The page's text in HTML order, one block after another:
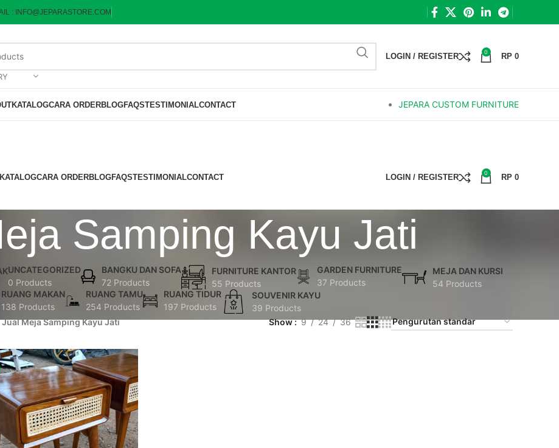
: INFO@JEPARASTORE.COM
LOGIN / REGISTER 0 RP 0
KATALOGCARA ORDERBLOGFAQSTESTIMONIALCONTACT JEPARA CUSTOM FURNITURE
KATALOGCARA ORDERBLOGFAQSTESTIMONIALCONTACT LOGIN / REGISTER 0 RP 0
Samping Kayu Jati
UNCATEGORIZED
0 Products
BANGKU DAN SOFA
72 Products
FURNITURE KANTOR
55 Products
GARDEN FURNITURE
37 Products
MEJA DAN KURSI
54 Products
RUANG MAKAN
138 Products
RUANG TAMU
254 Products
RUANG TIDUR
197 Products
SOUVENIR KAYU
39 Products
Jual Meja Samping Kayu Jati Show 9 24 36